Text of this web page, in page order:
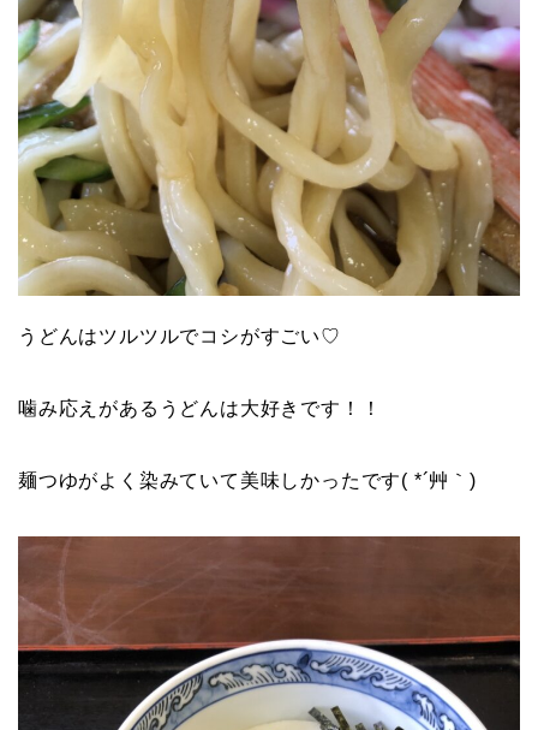
うどんはツルツルでコシがすごい♡
噛み応えがあるうどんは大好きです！！
麺つゆがよく染みていて美味しかったです( *´艸｀)